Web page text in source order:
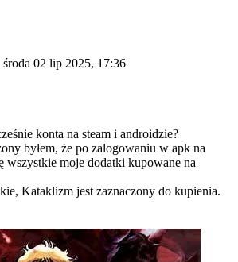
środa 02 lip 2025, 17:36
konta na steam i androidzie?
byłem, że po zalogowaniu w apk na
wszystkie moje dodatki kupowane na
Kataklizm jest zaznaczony do kupienia.